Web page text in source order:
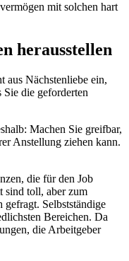
mit solchen hart
herausstellen
aus Nächstenliebe ein,
Sie die geforderten
Machen Sie greifbar,
Anstellung ziehen kann.
die für den Job
sind toll, aber zum
Selbstständige
Bereichen. Da
die Arbeitgeber